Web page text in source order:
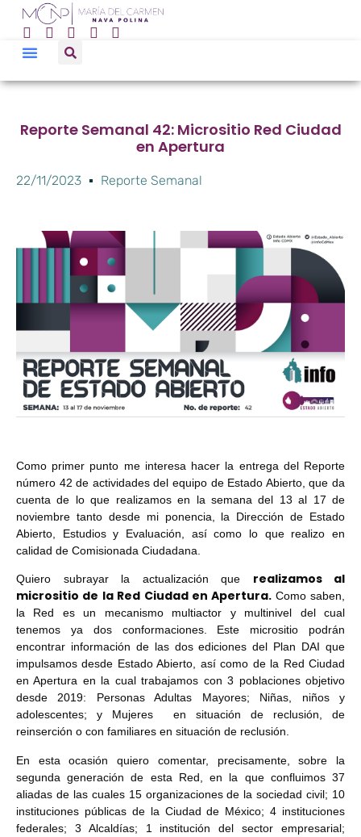
Reporte Semanal 42: Micrositio Red Ciudad
en Apertura
22/11/2023 Reporte Semanal
Como primer punto me interesa hacer la entrega del Reporte
número 42 de actividades del equipo de Estado Abierto, que da
cuenta de lo que realizamos en la semana del 13 al 17 de
noviembre tanto desde mi ponencia, la Dirección de Estado
Abierto, Estudios y Evaluación, así como lo que realizo en
calidad de Comisionada Ciudadana.
Quiero subrayar la actualización que realizamos al
micrositio de la Red Ciudad en Apertura. Como saben,
la Red es un mecanismo multiactor y multinivel del cual
tenemos ya dos conformaciones. Este micrositio podrán
encontrar información de las dos ediciones del Plan DAI que
impulsamos desde Estado Abierto, así como de la Red Ciudad
en Apertura en la cual trabajamos con 3 poblaciones objetivo
desde 2019: Personas Adultas Mayores; Niñas, niños y
adolescentes; y Mujeres en situación de reclusión, de
reinserción o con familiares en situación de reclusión.
En esta ocasión quiero comentar, precisamente, sobre la
segunda generación de esta Red, en la que confluimos 37
aliadas de las cuales 15 organizaciones de la sociedad civil; 10
instituciones públicas de la Ciudad de México; 4 instituciones
federales; 3 Alcaldías; 1 institución del sector empresarial;